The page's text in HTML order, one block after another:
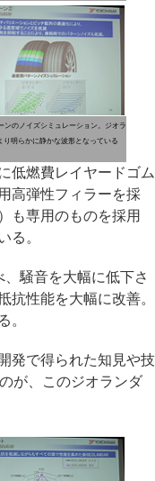
ンのノイズシミュレーション。ジオラ
り明らかに静かな波形となっている
低燃費レイヤードゴム
高弾性フィラーを採
も専用のものを採用
る。
騒音を大幅に低下さ
抗性能を大幅に改善。
。
発で得られた知見や技
が、このジオランダ